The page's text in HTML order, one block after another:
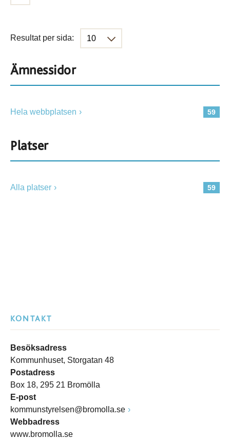
Resultat per sida:
Ämnessidor
59
Hela webbplatsen
Platser
59
Alla platser
KONTAKT
Besöksadress
Kommunhuset, Storgatan 48
Postadress
Box 18, 295 21 Bromölla
E-post
kommunstyrelsen@bromolla.se
Webbadress
www.bromolla.se